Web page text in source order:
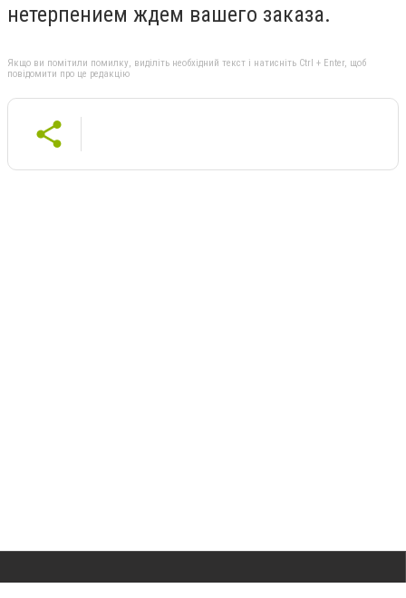
нетерпением ждем вашего заказа.
Якщо ви помітили помилку, виділіть необхідний текст і натисніть Ctrl + Enter, щоб
повідомити про це редакцію